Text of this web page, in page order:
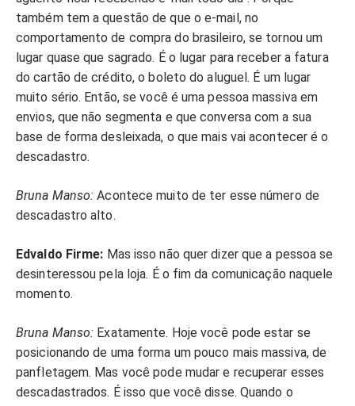
também tem a questão de que o e-mail, no
comportamento de compra do brasileiro, se tornou um
lugar quase que sagrado. É o lugar para receber a fatura
do cartão de crédito, o boleto do aluguel. É um lugar
muito sério. Então, se você é uma pessoa massiva em
envios, que não segmenta e que conversa com a sua
base de forma desleixada, o que mais vai acontecer é o
descadastro.
Bruna Manso: Acontece muito de ter esse número de
descadastro alto.
Edvaldo Firme: Mas isso não quer dizer que a pessoa se
desinteressou pela loja. É o fim da comunicação naquele
momento.
Bruna Manso: Exatamente. Hoje você pode estar se
posicionando de uma forma um pouco mais massiva, de
panfletagem. Mas você pode mudar e recuperar esses
descadastrados. É isso que você disse. Quando o